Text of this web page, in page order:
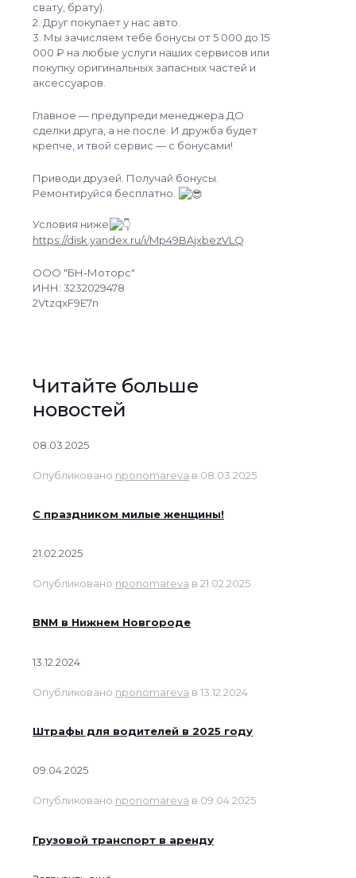
свату, брату).
2. Друг покупает у нас авто.
3. Мы зачисляем тебе бонусы от 5 000 до 15
000 ₽ на любые услуги наших сервисов или
покупку оригинальных запасных частей и
аксессуаров.
Главное — предупреди менеджера ДО
сделки друга, а не после. И дружба будет
крепче, и твой сервис — с бонусами!
Приводи друзей. Получай бонусы.
Ремонтируйся бесплатно.
Условия ниже
https://disk.yandex.ru/i/Mp49BAjxbezVLQ
ООО "БН-Моторс"
ИНН: 3232029478
2VtzqxF9E7n
Читайте больше
новостей
08.03.2025
Опубликовано nponomareva в 08.03.2025
С праздником милые женщины!
21.02.2025
Опубликовано nponomareva в 21.02.2025
BNM в Нижнем Новгороде
13.12.2024
Опубликовано nponomareva в 13.12.2024
Штрафы для водителей в 2025 году
09.04.2025
Опубликовано nponomareva в 09.04.2025
Грузовой транспорт в аренду